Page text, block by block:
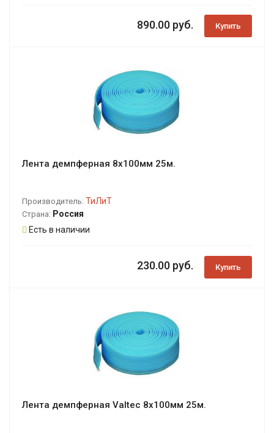
890.00 руб. Купить
Лента демпферная 8х100мм 25м.
Производитель: ТиЛиТ
Страна: Россия
Есть в наличии
230.00 руб. Купить
Лента демпферная Valtec 8х100мм 25м.